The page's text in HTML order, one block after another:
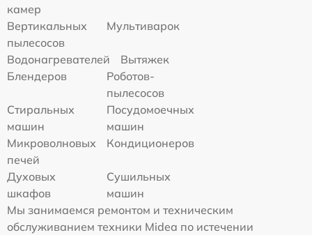
камер
Вертикальных
пылесосов
Мультиварок
Водонагревателей
Вытяжек
Блендеров
Роботов-
пылесосов
Стиральных
машин
Посудомоечных
машин
Микроволновых
печей
Кондиционеров
Духовых
шкафов
Сушильных
машин
Мы занимаемся ремонтом и техническим
обслуживанием техники Midea по истечении